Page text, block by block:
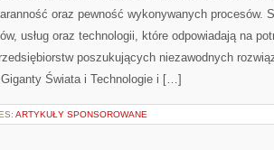
oraz pewność wykonywanych procesów.
usług oraz technologii, które odpowiadają na
poszukujących niezawodnych
Świata i Technologie i […]
ARTYKUŁY SPONSOROWANE